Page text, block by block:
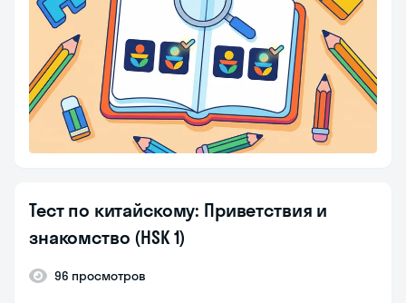
Тест по китайскому: Приветствия и
знакомство (HSK 1)
96 просмотров